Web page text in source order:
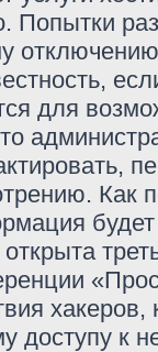
Попытки
для
Как
доступу к